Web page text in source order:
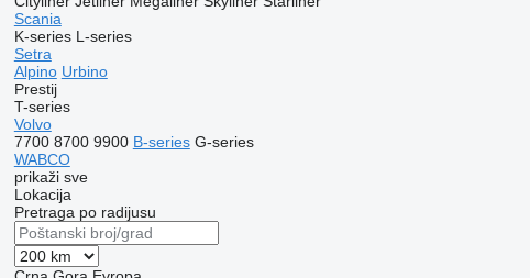
Scania
K-series L-series
Setra
Alpino Urbino
Prestij
T-series
Volvo
7700 8700 9900 B-series G-series
WABCO
prikaži sve
Lokacija
Pretraga po radijusu